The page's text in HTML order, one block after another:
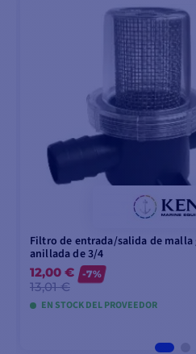
Filtro de entrada/salida de malla
anillada de 3/4
12,00 €
13,01 €
-7%
EN STOCK DEL PROVEEDOR